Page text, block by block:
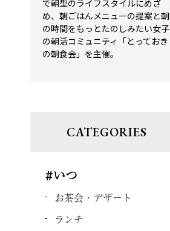
で朝型のライフスタイルにめざ
め、朝ごはんメニューの提案と朝
の時間をもっとたのしみたい女子
の朝活コミュニティ「とっておき
の朝食会」を主催。
CATEGORIES
#いつ
お茶会・デザート
ランチ